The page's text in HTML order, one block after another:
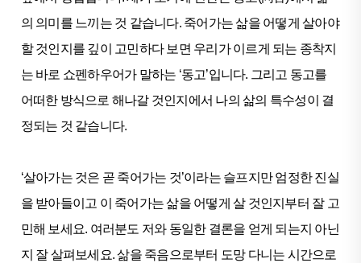
의 의미를 느끼는 것 같습니다. 죽어가는 삶을 어떻게 살아야
할 것인지를 깊이 고민하다 보면 우리가 이르게 되는 종착지
는 바로 쇼펜하우어가 말하는 ‘동고’입니다. 그리고 동고를
어떠한 방식으로 해나갈 것인지에서 나의 삶의 특수성이 결
정되는 것 같습니다.
‘살아가는 것은 곧 죽어가는 것’이라는 슬프지만 엄정한 진실
을 받아들이고 이 죽어가는 삶을 어떻게 살 것인지부터 잘 고
민해 보세요. 여러분도 저와 동일한 결론을 얻게 되는지 아닌
지 잘 살펴보세요. 삶을 죽음으로부터 도망 다니는 시간으로